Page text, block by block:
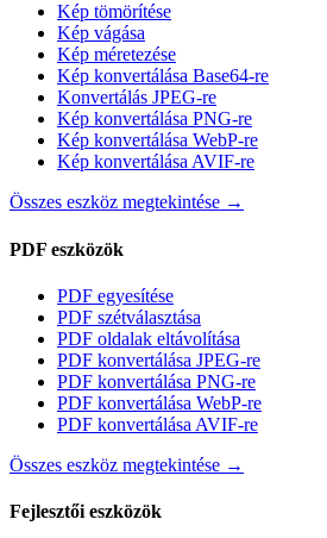
Kép tömörítése
Kép vágása
Kép méretezése
Kép konvertálása Base64-re
Konvertálás JPEG-re
Kép konvertálása PNG-re
Kép konvertálása WebP-re
Kép konvertálása AVIF-re
Összes eszköz megtekintése →
PDF eszközök
PDF egyesítése
PDF szétválasztása
PDF oldalak eltávolítása
PDF konvertálása JPEG-re
PDF konvertálása PNG-re
PDF konvertálása WebP-re
PDF konvertálása AVIF-re
Összes eszköz megtekintése →
Fejlesztői eszközök